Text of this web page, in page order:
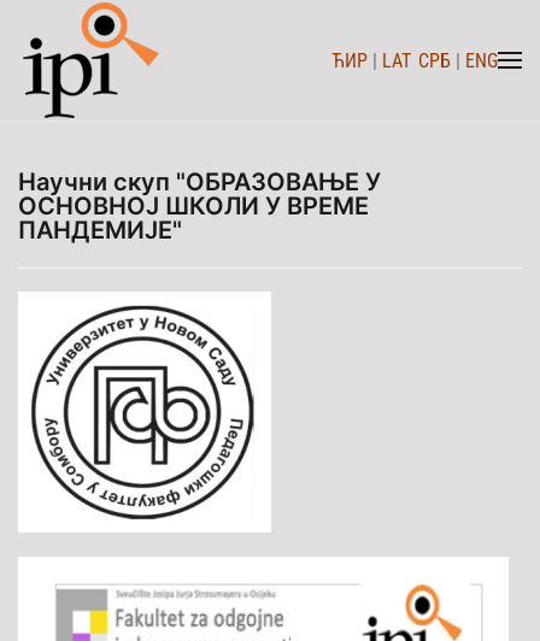
Skip to main content ЋИР | LAT СРБ | ENG
Hayчни скуп "ОБРАЗОВАЊЕ У
ОСНОВНОЈ ШКОЛИ У ВРЕМЕ
ПАНДЕМИЈЕ"